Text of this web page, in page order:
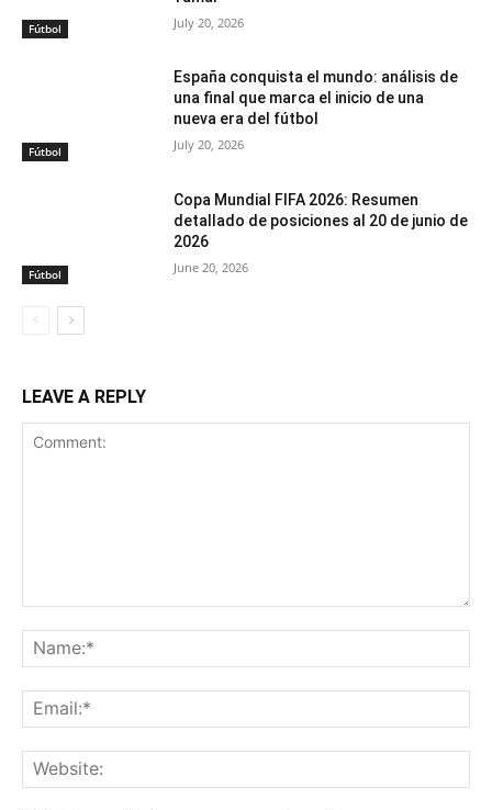
Fútbol July 20, 2026
Fútbol
España conquista el mundo: análisis de
una final que marca el inicio de una
nueva era del fútbol
July 20, 2026
Fútbol
Copa Mundial FIFA 2026: Resumen
detallado de posiciones al 20 de junio de
2026
June 20, 2026
LEAVE A REPLY